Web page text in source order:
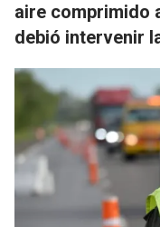
aire comprimido
debió intervenir